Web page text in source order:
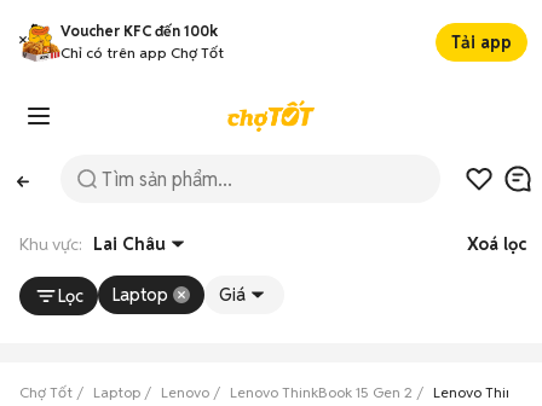
Voucher KFC đến 100k
Chỉ có trên app Chợ Tốt
Tải app
Khu vực: Lai Châu Xoá lọc
Lọc Laptop Giá
Chợ Tốt Laptop Lenovo Lenovo ThinkBook 15 Gen 2 Lenovo